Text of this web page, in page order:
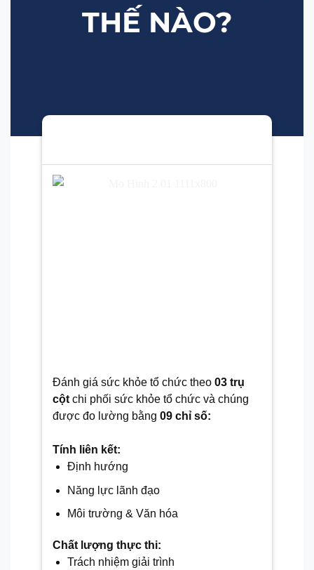
THẾ NÀO?
Đánh giá sức khỏe tổ chức theo 03 trụ
cộtchi phối sức khỏe tổ chức và chúng
được đo lường bằng 09 chỉ số:
Tính liên kết:
Định hướng
Năng lực lãnh đạo
Môi trường & Văn hóa
Chất lượng thực thi:
Trách nhiệm giải trình